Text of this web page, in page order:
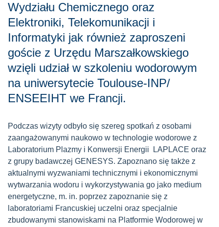
Wydziału Chemicznego oraz
Elektroniki, Telekomunikacji i
Informatyki jak również zaproszeni
goście z Urzędu Marszałkowskiego
wzięli udział w szkoleniu wodorowym
na uniwersytecie Toulouse-INP/
ENSEEIHT we Francji.
Podczas wizyty odbyło się szereg spotkań z osobami
zaangażowanymi naukowo w technologie wodorowe z
Laboratorium Plazmy i Konwersji Energii LAPLACE oraz
z grupy badawczej GENESYS. Zapoznano się także z
aktualnymi wyzwaniami technicznymi i ekonomicznymi
wytwarzania wodoru i wykorzystywania go jako medium
energetyczne, m. in. poprzez zapoznanie się z
laboratoriami Francuskiej uczelni oraz specjalnie
zbudowanymi stanowiskami na Platformie Wodorowej w